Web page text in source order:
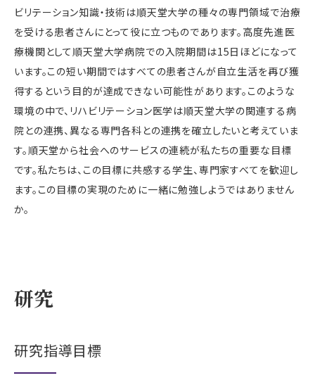
ビリテーション知識・技術は順天堂大学の種々の専門領域で治療
を受ける患者さんにとって役に立つものであります。高度先進医
療機関として順天堂大学病院での入院期間は15日ほどになって
います。この短い期間ではすべての患者さんが自立生活を再び獲
得するという目的が達成できない可能性があります。このような
環境の中で、リハビリテーション医学は順天堂大学の関連する病
院との連携、異なる専門各科との連携を確立したいと考えていま
す。順天堂から社会へのサービスの連続が私たちの重要な目標
です。私たちは、この目標に共感する学生、専門家すべてを歓迎し
ます。この目標の実現のために一緒に勉強しようではありません
か。
研究
研究指導目標